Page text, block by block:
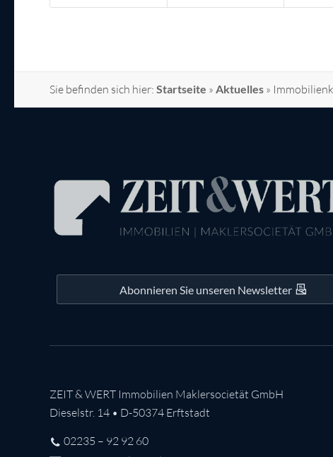
Sie befinden sich hier: Startseite » Aktuelles »
Abonnieren Sie unseren Newsletter
ZEIT & WERT Immobilien Maklersocietät GmbH
Dieselstr. 14 • D-50374 Erftstadt
02235 – 92 92 60